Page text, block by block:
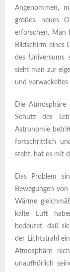
Angenommen,
großes, neues
erforschen. Man
Bildschirm eines
des Universums
sieht man zur
und
Die
Schutz des
Astronomie
fortschrittlich
steht, hat es mit
Das Problem
Bewegungen
Wärme
kalte Luft
bedeutet, daß
der Lichtstrahl
Atmosphäre
unaufhörlich